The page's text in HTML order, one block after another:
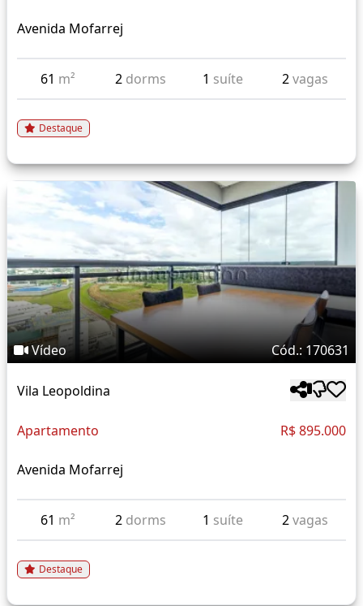
Avenida Mofarrej
61 m² 2 dorms 1 suíte 2vagas
Destaque
Vídeo Cód.: 170631
Vila Leopoldina
Apartamento R$ 895.000
Avenida Mofarrej
61 m² 2 dorms 1 suíte 2vagas
Destaque